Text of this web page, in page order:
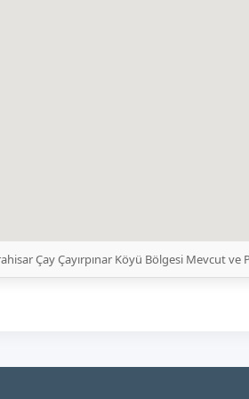
Çay Çayırpınar Köyü Bölgesi Mevcut